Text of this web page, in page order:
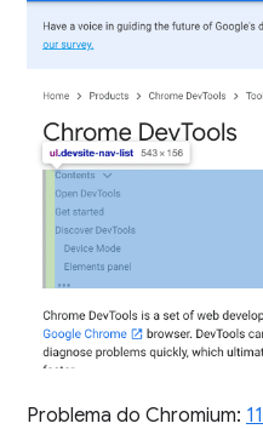
Problema do Chromium: